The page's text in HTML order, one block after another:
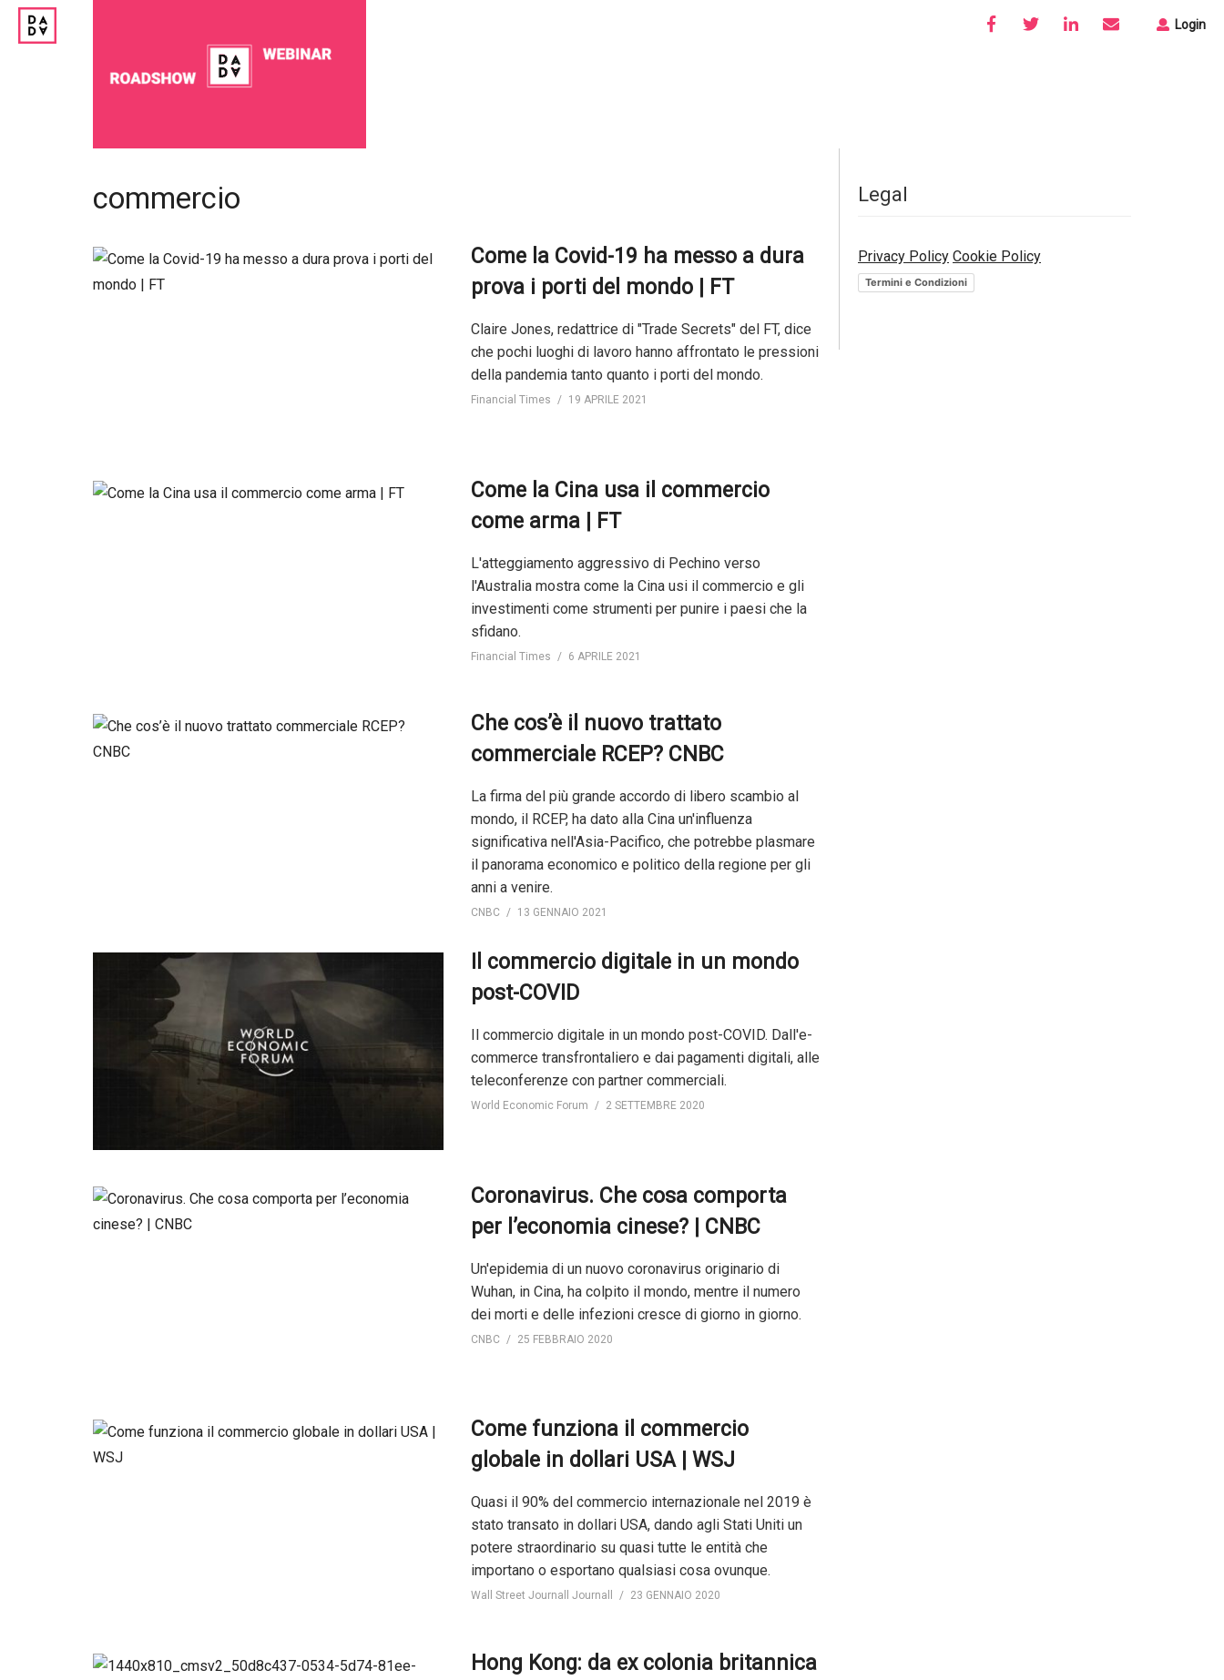
Login
commercio
Come la Covid-19 ha messo a dura
prova i porti del mondo | FT
Claire Jones, redattrice di "Trade Secrets" del FT, dice
che pochi luoghi di lavoro hanno affrontato le pressioni
della pandemia tanto quanto i porti del mondo.
Financial Times 19 APRILE 2021
Come la Cina usa il commercio
come arma | FT
L'atteggiamento aggressivo di Pechino verso
l'Australia mostra come la Cina usi il commercio e gli
investimenti come strumenti per punire i paesi che la
sfidano.
Financial Times 6 APRILE 2021
Che cos’è il nuovo trattato
commerciale RCEP? CNBC
La firma del più grande accordo di libero scambio al
mondo, il RCEP, ha dato alla Cina un'influenza
significativa nell'Asia-Pacifico, che potrebbe plasmare
il panorama economico e politico della regione per gli
anni a venire.
CNBC 13 GENNAIO 2021
Il commercio digitale in un mondo
post-COVID
Il commercio digitale in un mondo post-COVID. Dall'e-
commerce transfrontaliero e dai pagamenti digitali, alle
teleconferenze con partner commerciali.
World Economic Forum 2 SETTEMBRE 2020
Coronavirus. Che cosa comporta
per l’economia cinese? | CNBC
Un'epidemia di un nuovo coronavirus originario di
Wuhan, in Cina, ha colpito il mondo, mentre il numero
dei morti e delle infezioni cresce di giorno in giorno.
CNBC 25 FEBBRAIO 2020
Come funziona il commercio
globale in dollari USA | WSJ
Quasi il 90% del commercio internazionale nel 2019 è
stato transato in dollari USA, dando agli Stati Uniti un
potere straordinario su quasi tutte le entità che
importano o esportano qualsiasi cosa ovunque.
Wall Street Journall Journall 23 GENNAIO 2020
Hong Kong: da ex colonia britannica
Legal
Privacy Policy Cookie Policy
Termini e Condizioni